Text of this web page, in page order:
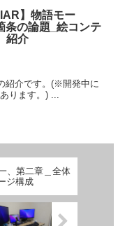
】物語モー
条の論題_絵コンテ
紹介
紹介です。(※開発中に
ります。) ...
、第二章＿全体
ジ構成